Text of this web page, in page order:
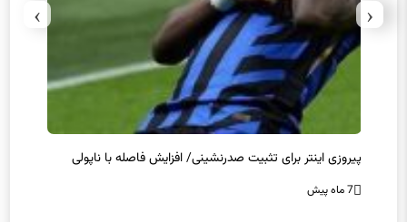
پیروزی اینتر برای تثبیت صدرنشینی/ افزایش فاصله با ناپولی
7 ماه پیش
‹
›